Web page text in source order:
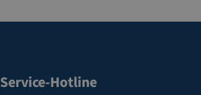
Service-Hotline